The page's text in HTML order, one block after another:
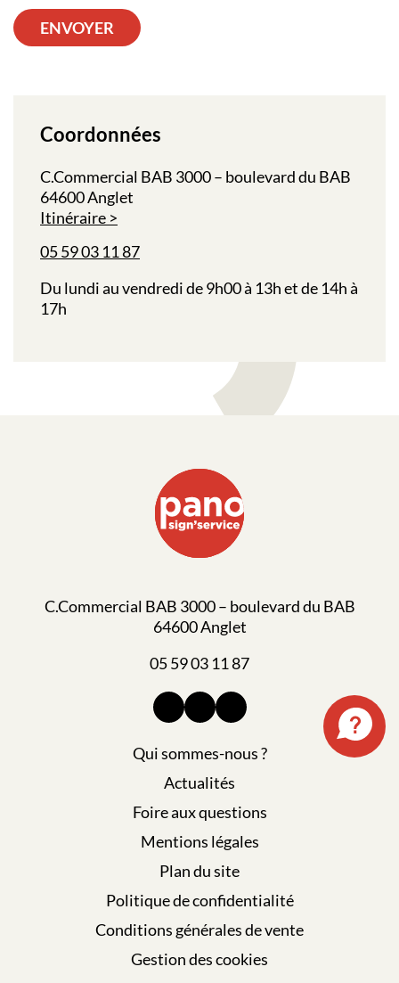
ENVOYER
Coordonnées
C.Commercial BAB 3000 – boulevard du BAB
64600 Anglet
Itinéraire
05 59 03 11 87
Du lundi au vendredi de 9h00 à 13h et de 14h à
17h
C.Commercial BAB 3000 – boulevard du BAB
64600 Anglet
05 59 03 11 87
Qui sommes-nous ?
Actualités
Foire aux questions
Mentions légales
Plan du site
Politique de confidentialité
Conditions générales de vente
Gestion des cookies